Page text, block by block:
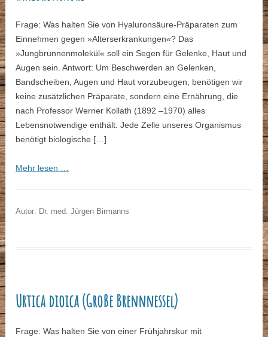
Frage: Was halten Sie von Hyaluronsäure-Präparaten zum
Einnehmen gegen »Alterserkrankungen«? Das
»Jungbrunnenmolekül« soll ein Segen für Gelenke, Haut und
Augen sein. Antwort: Um Beschwerden an Gelenken,
Bandscheiben, Augen und Haut vorzubeugen, benötigen wir
keine zusätzlichen Präparate, sondern eine Ernährung, die
nach Professor Werner Kollath (1892 –1970) alles
Lebensnotwendige enthält. Jede Zelle unseres Organismus
benötigt biologische […]
Mehr lesen …
Autor: Dr. med. Jürgen Birmanns
Urtica dioica (Große Brennnessel)
Frage: Was halten Sie von einer Frühjahrskur mit